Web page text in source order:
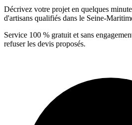
Décrivez votre projet en quelques
d'artisans qualifiés dans le Seine-
Service 100 % gratuit et sans
refuser les devis proposés.